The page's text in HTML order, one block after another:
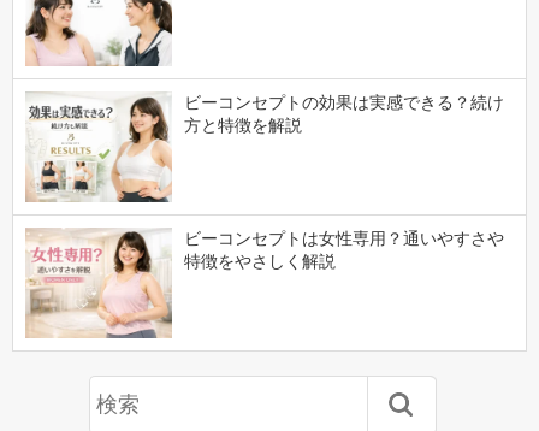
ビーコンセプトの効果は実感できる？続け
方と特徴を解説
ビーコンセプトは女性専用？通いやすさや
特徴をやさしく解説